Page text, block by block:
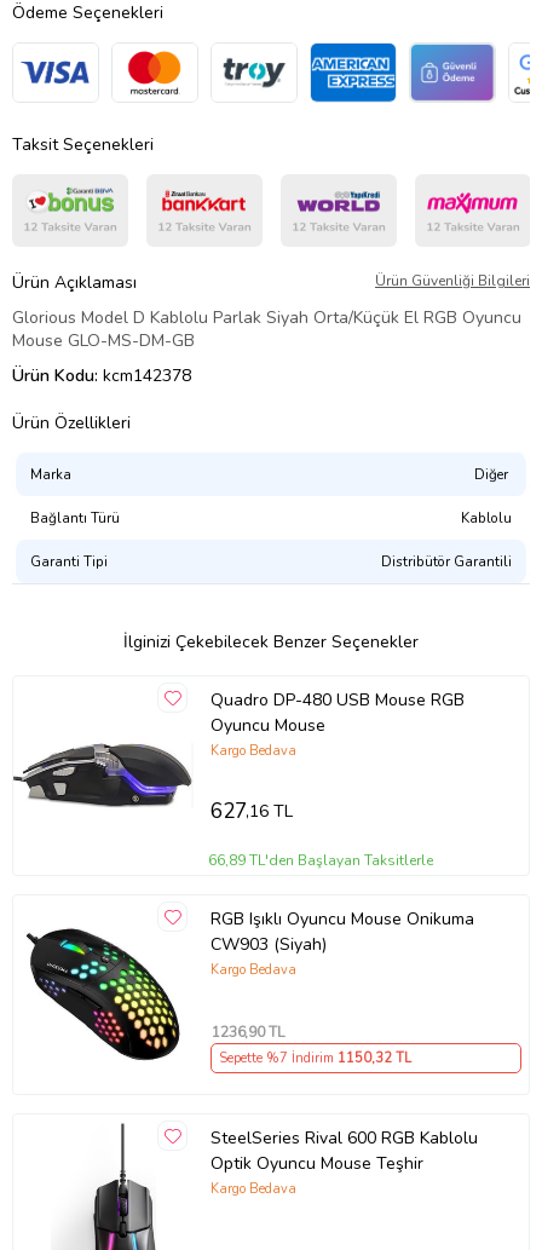
Ödeme Seçenekleri
Taksit Seçenekleri
Ürün Açıklaması Ürün Güvenliği Bilgileri
Glorious Model D Kablolu Parlak Siyah Orta/Küçük El RGB Oyuncu
Mouse GLO-MS-DM-GB
Ürün Kodu: kcm142378
Ürün Özellikleri
Marka Diğer
Bağlantı Türü Kablolu
Garanti Tipi Distribütör Garantili
İlginizi Çekebilecek Benzer Seçenekler
Quadro DP-480 USB Mouse RGB
Oyuncu Mouse
Kargo Bedava
627,16 TL
66,89 TL'den Başlayan Taksitlerle
RGB Işıklı Oyuncu Mouse Onikuma
CW903 (Siyah)
Kargo Bedava
1236,90 TL
Sepette %7 İndirim 1150,32 TL
SteelSeries Rival 600 RGB Kablolu
Optik Oyuncu Mouse Teşhir
Kargo Bedava